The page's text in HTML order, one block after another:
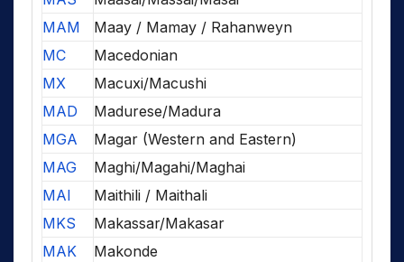
MAM
Maay / Mamay / Rahanweyn
MC
Macedonian
MX
Macuxi/Macushi
MAD
Madurese/Madura
MGA
Magar (Western and Eastern)
MAG
Maghi/Magahi/Maghai
MAI
Maithili / Maithali
MKS
Makassar/Makasar
MAK
Makonde